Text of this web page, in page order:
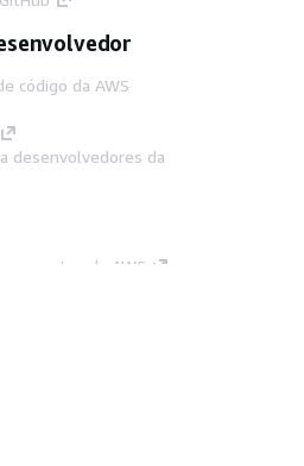
código da AWS
desenvolvedores da
da AWS